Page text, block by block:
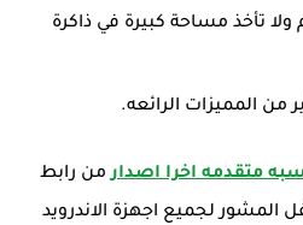
تأخذ مساحة كبيرة في ذاكرة
من المميزات الرائعه.
متقدمه اخرا اصدارمن رابط
المشور لجميع اجهزة الاندرويد